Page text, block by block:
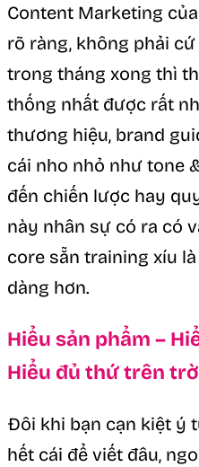
Content Marketing
rõ ràng, không phải
trong tháng xong thì
thống nhất được rất
thương hiệu, brand
cái nho nhỏ như tone
đến chiến lược hay
này nhân sự có ra có
core sẵn training xíu
dàng hơn.
Hiểu sản phẩm –
Hiểu đủ thứ trên
Đôi khi bạn cạn kiệt ý
hết cái để viết đâu,